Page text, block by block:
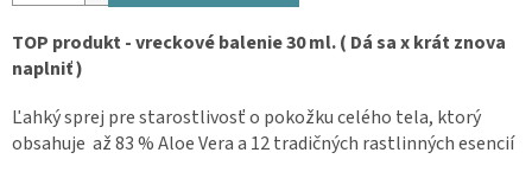
TOP produkt - vreckové balenie 30 ml. ( Dá sa x krát znova
naplniť )
Ľahký sprej pre starostlivosť o pokožku celého tela, ktorý
obsahuje až83 % Aloe Vera a 12 tradičných rastlinných esencií